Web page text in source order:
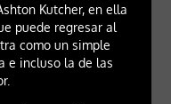
Kutcher, en ella
puede regresar al
como un simple
e incluso la de las